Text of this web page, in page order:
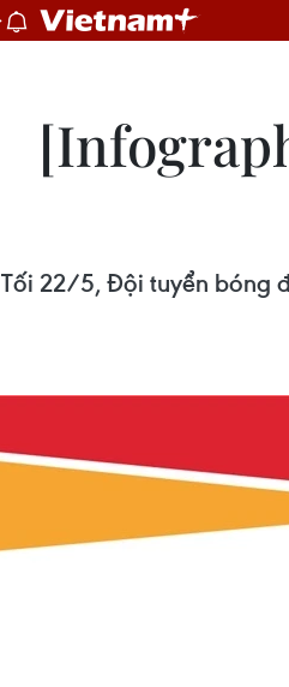
Tối 22/5, Đội tuyển bóng